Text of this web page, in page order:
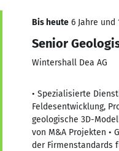
Bis heute 6 Jahre und
Senior
Wintershall Dea AG
• Spezialisierte
Feldesentwicklung,
geologische 3D-
von M&A Projekten •
der Firmenstandards